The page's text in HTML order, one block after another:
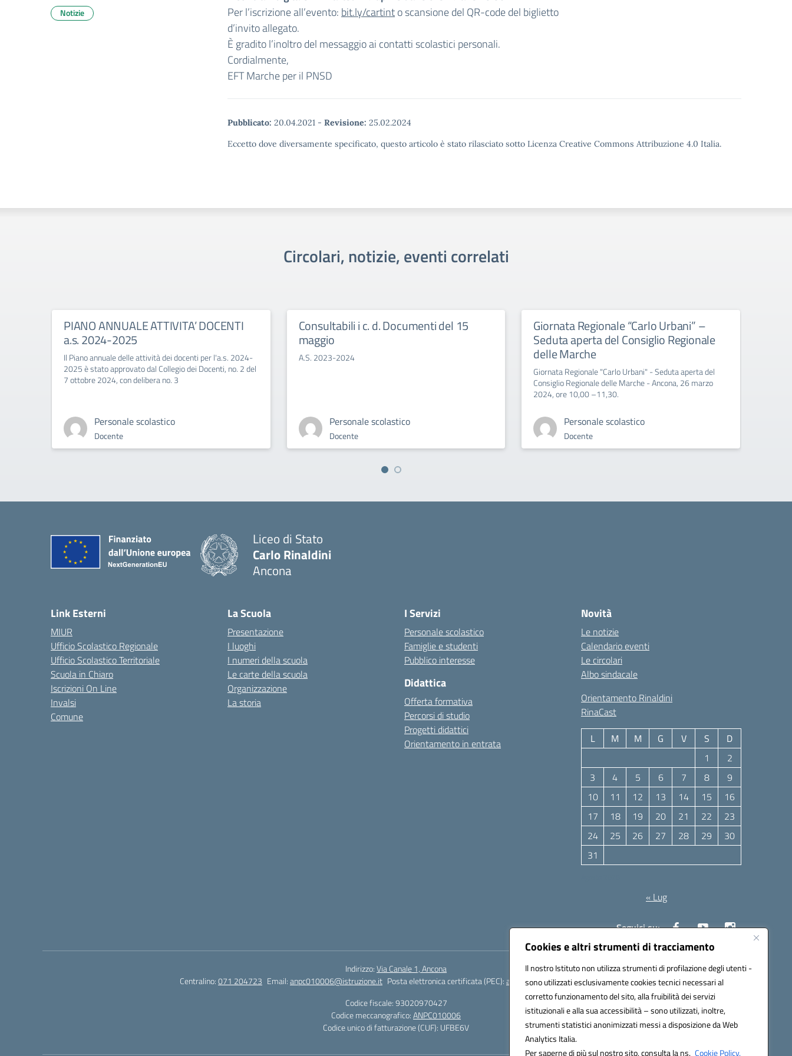
Cookies e altri strumenti di tracciamento
Il nostro Istituto non utilizza strumenti di profilazione degli utenti -
sono utilizzati esclusivamente cookies tecnici necessari al
corretto funzionamento del sito, alla fruibilità dei servizi
istituzionali e alla sua accessibilità – sono utilizzati, inoltre,
strumenti statistici anonimizzati messi a disposizione da Web
Analytics Italia.
Per saperne di più sul nostro sito, consulta la ns. Cookie Policy.
Per l’iscrizione all’evento: bit.ly/cartinto scansione del QR-code del biglietto
d’invito allegato.
È gradito l’inoltro del messaggio ai contatti scolastici personali.
Cordialmente,
EFT Marche per il PNSD
Pubblicato: 20.04.2021 - Revisione: 25.02.2024
Eccetto dove diversamente specificato, questo articolo è stato rilasciato sotto Licenza Creative Commons Attribuzione 4.0 Italia.
Notizie
Circolari, notizie, eventi correlati
PIANO ANNUALE ATTIVITA’ DOCENTI
a.s. 2024-2025
Il Piano annuale delle attività dei docenti per l'a.s. 2024-
2025 è stato approvato dal Collegio dei Docenti, no. 2 del
7 ottobre 2024, con delibera no. 3
Personale scolastico
Docente
Consultabili i c. d. Documenti del 15
maggio
A.S. 2023-2024
Personale scolastico
Docente
Giornata Regionale “Carlo Urbani” –
Seduta aperta del Consiglio Regionale
delle Marche
Giornata Regionale "Carlo Urbani" - Seduta aperta del
Consiglio Regionale delle Marche - Ancona, 26 marzo
2024, ore 10,00 –11,30.
Personale scolastico
Docente
Liceo di Stato
Carlo Rinaldini
Ancona
Link Esterni
MIUR
Ufficio Scolastico Regionale
Ufficio Scolastico Territoriale
Scuola in Chiaro
Iscrizioni On Line
Invalsi
Comune
La Scuola
Presentazione
I luoghi
I numeri della scuola
Le carte della scuola
Organizzazione
La storia
I Servizi
Personale scolastico
Famiglie e studenti
Pubblico interesse
Didattica
Offerta formativa
Percorsi di studio
Progetti didattici
Orientamento in entrata
Novità
Le notizie
Calendario eventi
Le circolari
Albo sindacale
Orientamento Rinaldini
RinaCast
L M M G V S
D
1
2
3
4 5 6 7 8
9
10
11 12 13 14 15
16
17
18 19 20 21 22
23
24
25 26 27 28 29
30
31
« Lug
Seguici su:
Indirizzo:Via Canale 1, Ancona
Centralino:071 204723 Email:anpc010006@istruzione.it Posta elettronica certificata (PEC):anpc010006@pec.istruzione.it
Codice fiscale: 93020970427
Codice meccanografico:ANPC010006
Codice unico di fatturazione (CUF): UFBE6V